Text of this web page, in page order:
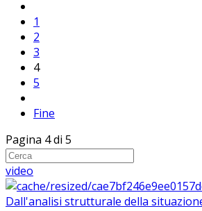
1
2
3
4
5
Fine
Pagina 4 di 5
video
Dall'analisi strutturale della